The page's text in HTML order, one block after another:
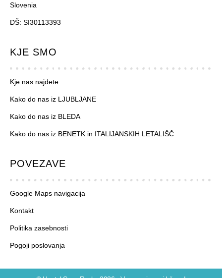
Slovenia
DŠ: SI30113393
KJE SMO
Kje nas najdete
Kako do nas iz LJUBLJANE
Kako do nas iz BLEDA
Kako do nas iz BENETK in ITALIJANSKIH LETALIŠČ
POVEZAVE
Google Maps navigacija
Kontakt
Politika zasebnosti
Pogoji poslovanja